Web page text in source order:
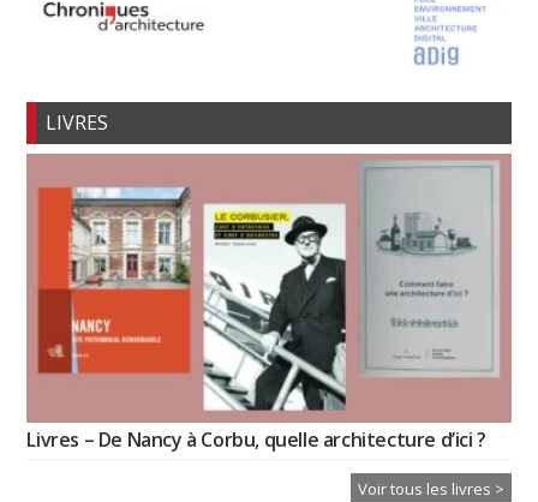
LIVRES
Livres – De Nancy à Corbu, quelle architecture d’ici ?
Voir tous les livres >